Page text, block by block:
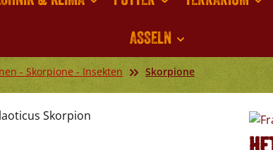
ASSELN
- Skorpione - Insekten Skorpione